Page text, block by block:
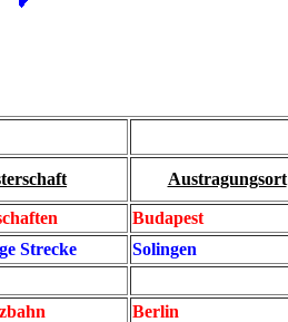
Austragungsort
Budapest
Strecke
Solingen
Berlin